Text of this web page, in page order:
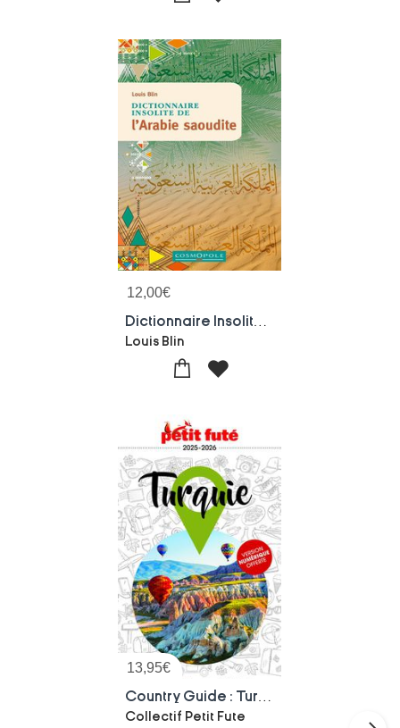
12,00€
Louis Blin
13,95€
Collectif Petit Fute